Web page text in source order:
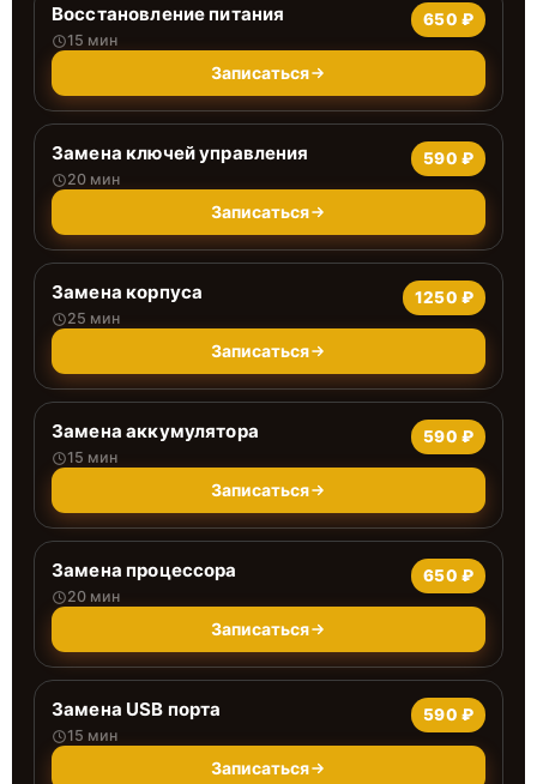
Восстановление питания
15 мин
650 ₽
Записаться
Замена ключей управления
20 мин
590 ₽
Записаться
Замена корпуса
25 мин
1250 ₽
Записаться
Замена аккумулятора
15 мин
590 ₽
Записаться
Замена процессора
20 мин
650 ₽
Записаться
Замена USB порта
15 мин
590 ₽
Записаться